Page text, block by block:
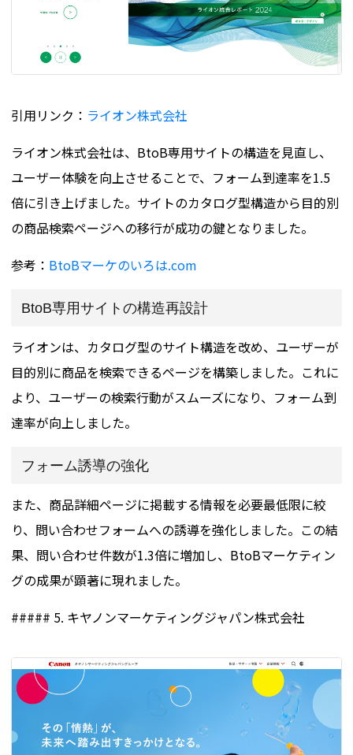
引用リンク： ライオン株式会社
ライオン株式会社は、BtoB専用サイトの構造を見直し、
ユーザー体験を向上させることで、フォーム到達率を1.5
倍に引き上げました。サイトのカタログ型構造から目的別
の商品検索ページへの移行が成功の鍵となりました​​。
参考： BtoBマーケのいろは.com
BtoB専用サイトの構造再設計
ライオンは、カタログ型のサイト構造を改め、ユーザーが
目的別に商品を検索できるページを構築しました。これに
より、ユーザーの検索行動がスムーズになり、フォーム到
達率が向上しました。
フォーム誘導の強化
また、商品詳細ページに掲載する情報を必要最低限に絞
り、問い合わせフォームへの誘導を強化しました。この結
果、問い合わせ件数が1.3倍に増加し、BtoBマーケティン
グの成果が顕著に現れました。
##### 5. キヤノンマーケティングジャパン株式会社